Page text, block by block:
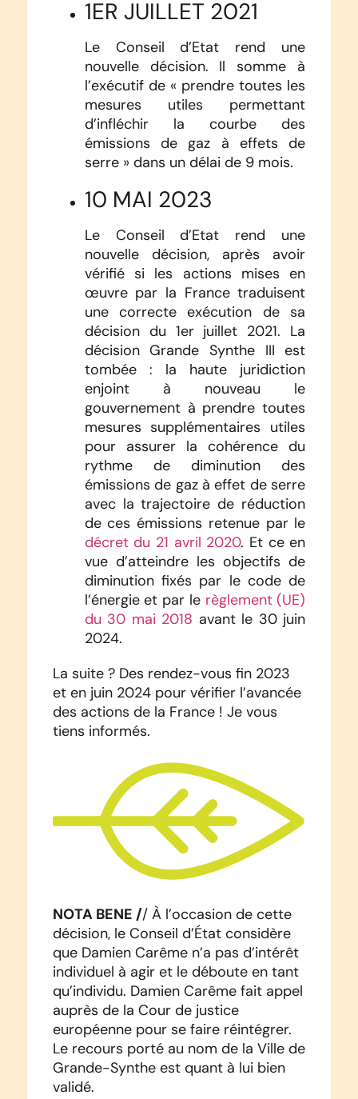
1ER JUILLET 2021
Le Conseil d’Etat rend une
nouvelle décision. Il somme à
l’exécutif de « prendre toutes les
mesures utiles permettant
d’infléchir la courbe des
émissions de gaz à effets de
serre » dans un délai de 9 mois.
10 MAI 2023
Le Conseil d’Etat rend une
nouvelle décision, après avoir
vérifié si les actions mises en
œuvre par la France traduisent
une correcte exécution de sa
décision du 1er juillet 2021. La
décision Grande Synthe III est
tombée : la haute juridiction
enjoint à nouveau le
gouvernement à prendre toutes
mesures supplémentaires utiles
pour assurer la cohérence du
rythme de diminution des
émissions de gaz à effet de serre
avec la trajectoire de réduction
de ces émissions retenue par le
décret du 21 avril 2020. Et ce en
vue d’atteindre les objectifs de
diminution fixés par le code de
l’énergie et par le règlement (UE)
du 30 mai 2018 avant le 30 juin
2024.
La suite ? Des rendez-vous fin 2023
et en juin 2024 pour vérifier l’avancée
des actions de la France ! Je vous
tiens informés.
NOTA BENE // À l’occasion de cette
décision, le Conseil d’État considère
que Damien Carême n’a pas d’intérêt
individuel à agir et le déboute en tant
qu’individu. Damien Carême fait appel
auprès de la Cour de justice
européenne pour se faire réintégrer.
Le recours porté au nom de la Ville de
Grande-Synthe est quant à lui bien
validé.